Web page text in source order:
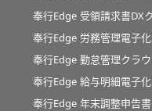
奉行Edge 受領請求書DX
奉行Edge 労務管理電子
奉行Edge 勤怠管理クラウ
奉行Edge 給与明細電子
奉行Edge 年末調整申告